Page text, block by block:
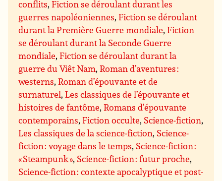
conflits,Fiction se déroulant durant les
guerres napoléoniennes,Fiction se déroulant
durant la Première Guerre mondiale,Fiction
se déroulant durant la Seconde Guerre
mondiale,Fiction se déroulant durant la
guerre du Viêt Nam,Roman d’aventures :
westerns,Roman d’épouvante et de
surnaturel,Les classiques de l’épouvante et
histoires de fantôme,Romans d’épouvante
contemporains,Fiction occulte, Science-fiction,
Les classiques de la science-fiction, Science-
fiction : voyage dans le temps, Science-fiction :
« Steampunk », Science-fiction : futur proche,
Science-fiction : contexte apocalyptique et post-